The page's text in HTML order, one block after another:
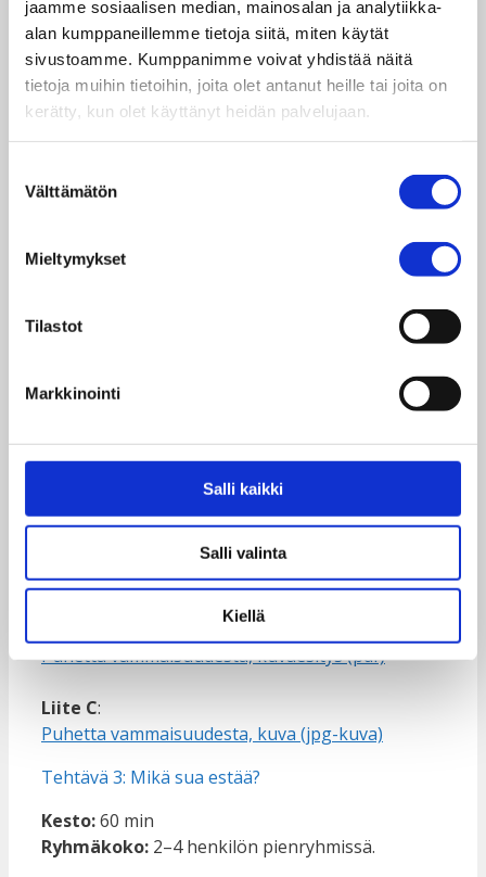
jaamme sosiaalisen median, mainosalan ja analytiikka-
alan kumppaneillemme tietoja siitä, miten käytät
sivustoamme. Kumppanimme voivat yhdistää näitä
tietoja muihin tietoihin, joita olet antanut heille tai joita on
kerätty, kun olet käyttänyt heidän palvelujaan.
valinta
Välttämätön
Mieltymykset
Tilastot
Markkinointi
Salli kaikki
Salli valinta
Kiellä
vammaisuutta käsitteleviin mediaesimerkkeihin.
Mediaesimerkkien pohjalta työskennellään sekä
keskustellen että toiminnallisesti. Oppilaat
oppivat tunnistamaan vammaisia syrjiviä
puhetapoja ja pohtivat niiden esiintymistä
mediassa ja arjessa. Harjoituksessa luodaan
pohditaan, miten jokainen meistä voi toimia
Ohjeet:
Puhetta vammaisuudesta, ohjeet (Word)
Puhetta vammaisuudesta, kuva (pdf)
Liite A2:
Liite A3:
Puhetta vammaisuudesta, uutisia (pdf)
Puhetta vammaisuudesta, uutisia (Word)
Puhetta vammaisuudesta, kuvaesitys (pdf)
Liite C:
Puhetta vammaisuudesta, kuva (jpg-kuva)
Tehtävä 3: Mikä sua estää?
Kesto:60 min
Ryhmäkoko: 2–4 henkilön pienryhmissä.